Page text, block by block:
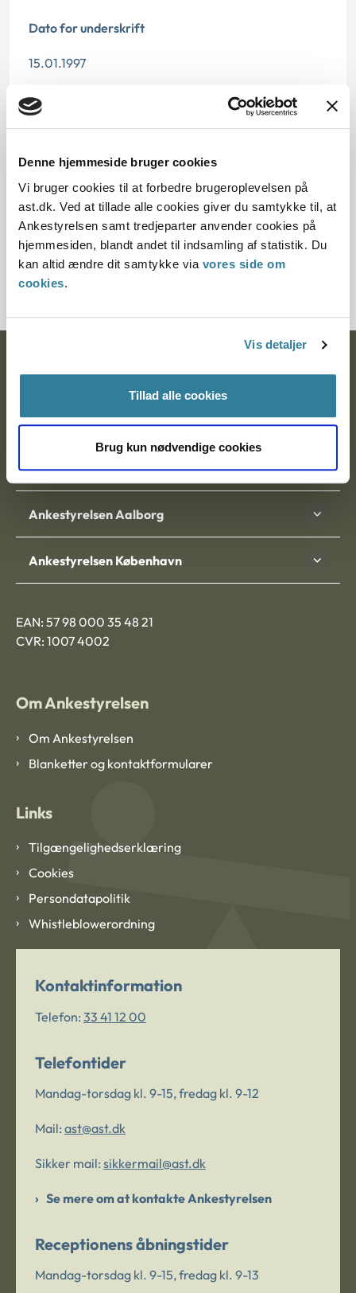
Denne hjemmeside bruger cookies
Vi bruger cookies til at forbedre brugeroplevelsen på
ast.dk. Ved at tillade alle cookies giver du samtykke til, at
Ankestyrelsen samt tredjeparter anvender cookies på
hjemmesiden, blandt andet til indsamling af statistik. Du
kan altid ændre dit samtykke via vores side om
cookies.
Vis detaljer
Tillad alle cookies
Brug kun nødvendige cookies
Dato for underskrift
15.01.1997
Offentliggørelsesdato
12.07.2013
Paragraf
§ 26 § 37 § 15 § 39
Journalnummer
200086-96
9000 Aalborg
Ankestyrelsen Aalborg
Ankestyrelsen København
EAN: 57 98 000 35 48 21
CVR: 1007 4002
Om Ankestyrelsen
Om Ankestyrelsen
Blanketter og kontaktformularer
Links
Tilgængelighedserklæring
Cookies
Persondatapolitik
Whistleblowerordning
Kontaktinformation
Telefon: 33 41 12 00
Telefontider
Mandag-torsdag kl. 9-15, fredag kl. 9-12
Mail: ast@ast.dk
Sikker mail: sikkermail@ast.dk
Se mere om at kontakte Ankestyrelsen
Receptionens åbningstider
Mandag-torsdag kl. 9-15, fredag kl. 9-13